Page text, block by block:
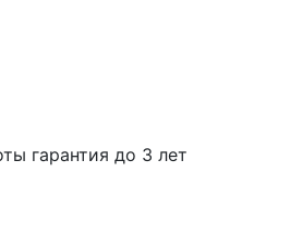
гарантия до 3 лет